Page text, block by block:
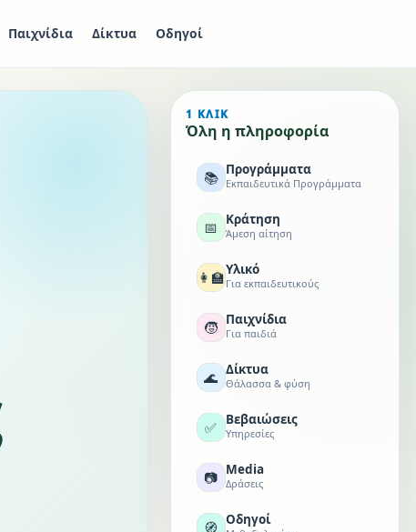
Παιχνίδια Δίκτυα Οδηγοί
1 ΚΛΙΚ
Όλη η πληροφορία
📚 Προγράμματα
Εκπαιδευτικά Προγράμματα
📅 Κράτηση
Άμεση αίτηση
👩‍🏫Υλικό
Για εκπαιδευτικούς
🧒 Παιχνίδια
Για παιδιά
🌊 Δίκτυα
Θάλασσα & φύση
✅ Βεβαιώσεις
Υπηρεσίες
📷 Media
Δράσεις
🧭 Οδηγοί